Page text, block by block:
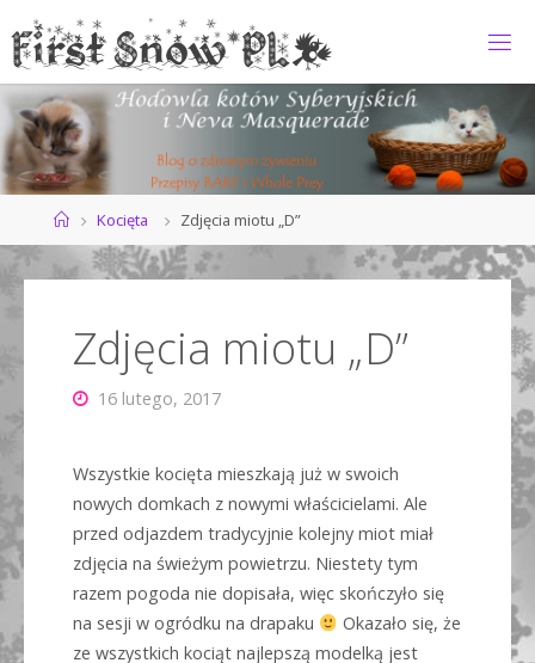
Przejdź
do
treści
IR
ST
N
W*
Strona
główna
Kocięta Zdjęcia miotu „D”
Zdjęcia miotu „D”
16 lutego, 2017
Wszystkie kocięta mieszkają już w swoich
nowych domkach z nowymi właścicielami. Ale
przed odjazdem tradycyjnie kolejny miot miał
zdjęcia na świeżym powietrzu. Niestety tym
razem pogoda nie dopisała, więc skończyło się
na sesji w ogródku na drapaku
Okazało się, że
ze wszystkich kociąt najlepszą modelką jest